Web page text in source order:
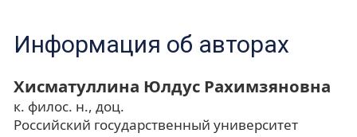
Информация об авторах
Хисматуллина Юлдус Рахимзяновна
к. филос. н., доц.
Российский государственный университет